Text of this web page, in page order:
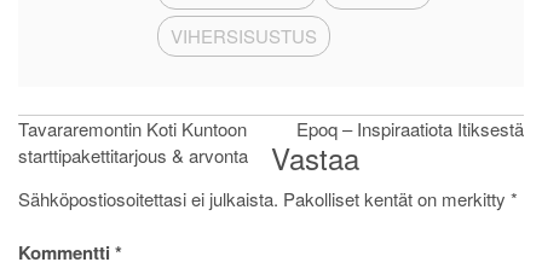
VIHERSISUSTUS
Artikkelien
selaus
Tavararemontin Koti Kuntoon
starttipakettitarjous & arvonta
Epoq – Inspiraatiota Itiksestä
Vastaa
Sähköpostiosoitettasi ei julkaista. Pakolliset kentät on merkitty *
Kommentti *